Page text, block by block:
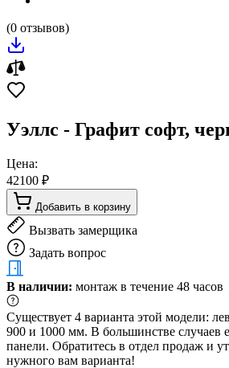
(0 отзывов)
Уэллс - Графит софт,
Цена:
42100 ₽
Добавить в корзину
Вызвать замерщика
Задать вопрос
В наличии: монтаж в течение 48 часов
Существует 4 варианта этой модели:
900 и 1000 мм. В большинстве случаев
панели. Обратитесь в отдел продаж и
нужного вам варианта!